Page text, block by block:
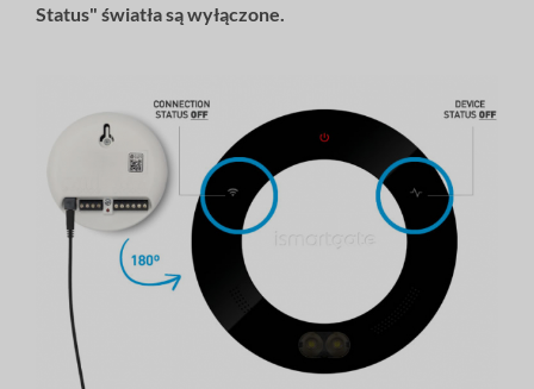
Status" światłasą wyłączone.